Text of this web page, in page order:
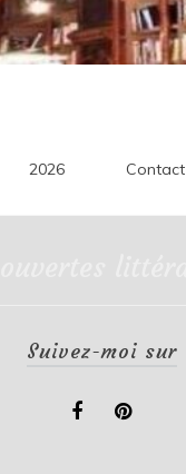
2026 Contact
Suivez-moi sur